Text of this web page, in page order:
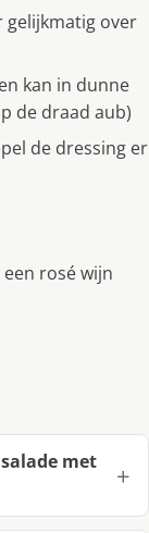
gelijkmatig over
kan in dunne
de draad aub)
de dressing er
rosé wijn
met